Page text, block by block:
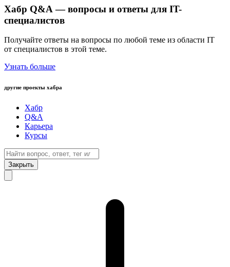
Хабр Q&A — вопросы и ответы для IT-
специалистов
Получайте ответы на вопросы по любой теме из области IT
от специалистов в этой теме.
Узнать больше
другие проекты хабра
Хабр
Q&A
Карьера
Курсы
Закрыть